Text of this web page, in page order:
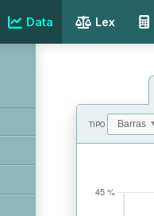
Data Lex
TIPO